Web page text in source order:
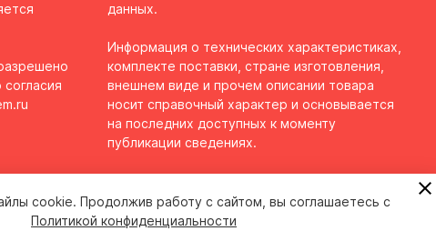
данных.
Информация о технических характеристиках,
комплекте поставки, стране изготовления,
внешнем виде и прочем описании товара
носит справочный характер и основывается
на последних доступных к моменту
публикации сведениях.
cookie. Продолжив работу с сайтом, вы соглашаетесь с
Политикой конфиденциальности